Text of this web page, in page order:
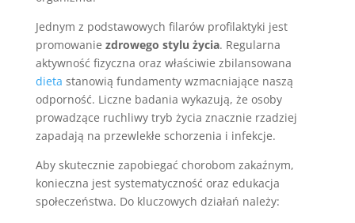
Jednym z podstawowych filarów profilaktyki jest
promowanie zdrowego stylu życia. Regularna
aktywność fizyczna oraz właściwie zbilansowana
dieta stanowią fundamenty wzmacniające naszą
odporność. Liczne badania wykazują, że osoby
prowadzące ruchliwy tryb życia znacznie rzadziej
zapadają na przewlekłe schorzenia i infekcje.
Aby skutecznie zapobiegać chorobom zakaźnym,
konieczna jest systematyczność oraz edukacja
społeczeństwa. Do kluczowych działań należy: